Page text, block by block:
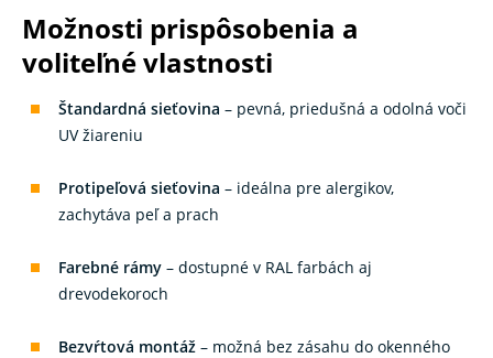
Možnosti prispôsobenia a
voliteľné vlastnosti
Štandardná sieťovina – pevná, priedušná a odolná voči
UV žiareniu
Protipeľová sieťovina – ideálna pre alergikov,
zachytáva peľ a prach
Farebné rámy – dostupné v RAL farbách aj
drevodekoroch
Bezvŕtová montáž – možná bez zásahu do okenného